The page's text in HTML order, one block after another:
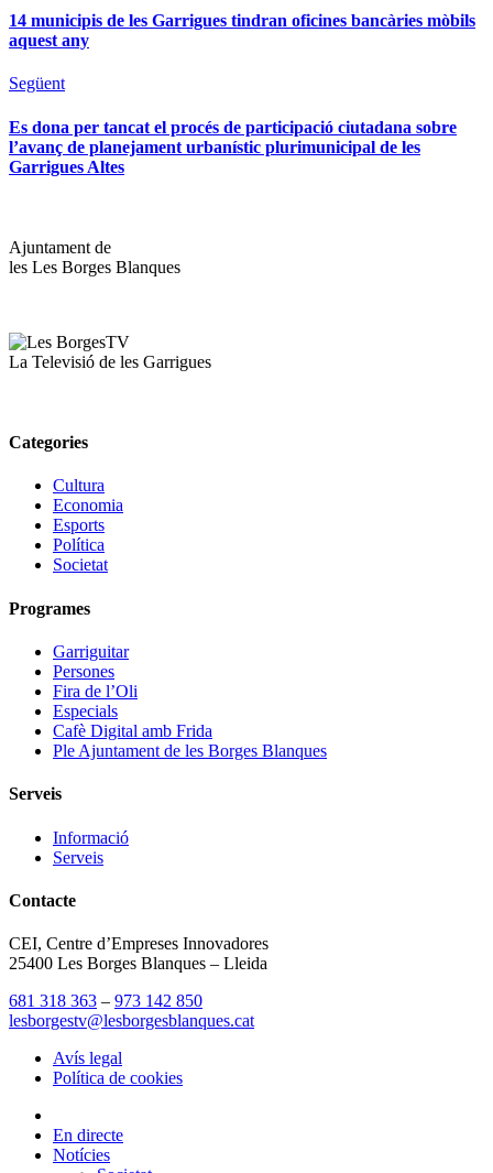
14 municipis de les Garrigues tindran oficines bancàries mòbils
aquest any
Següent
Es dona per tancat el procés de participació ciutadana sobre
l’avanç de planejament urbanístic plurimunicipal de les
Garrigues Altes
Ajuntament de
les Les Borges Blanques
La Televisió de les Garrigues
Categories
Cultura
Economia
Esports
Política
Societat
Programes
Garriguitar
Persones
Fira de l’Oli
Especials
Cafè Digital amb Frida
Ple Ajuntament de les Borges Blanques
Serveis
Informació
Serveis
Contacte
CEI, Centre d’Empreses Innovadores
25400 Les Borges Blanques – Lleida
681 318 363 – 973 142 850
lesborgestv@lesborgesblanques.cat
Avís legal
Política de cookies
En directe
Notícies